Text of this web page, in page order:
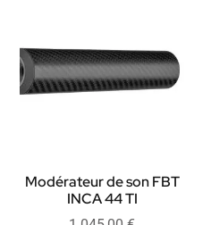
Modérateur de son FBT
INCA 44 TI